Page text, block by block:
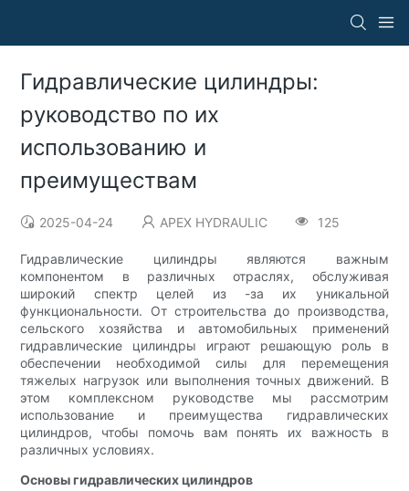
Гидравлические цилиндры:
руководство по их
использованию и
преимуществам
2025-04-24 APEX HYDRAULIC 125
Гидравлические цилиндры являются важным
компонентом в различных отраслях, обслуживая
широкий спектр целей из -за их уникальной
функциональности. От строительства до производства,
сельского хозяйства и автомобильных применений
гидравлические цилиндры играют решающую роль в
обеспечении необходимой силы для перемещения
тяжелых нагрузок или выполнения точных движений. В
этом комплексном руководстве мы рассмотрим
использование и преимущества гидравлических
цилиндров, чтобы помочь вам понять их важность в
различных условиях.
Основы гидравлических цилиндров